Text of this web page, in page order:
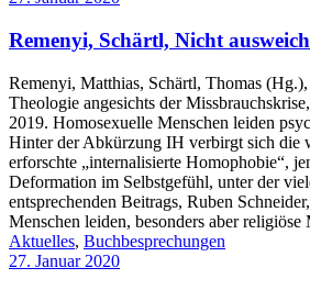
Remenyi, Schärtl, Nicht
Remenyi, Matthias, Schärtl, Thomas
Theologie angesichts der
2019. Homosexuelle Menschen leiden
Hinter der Abkürzung IH verbirgt sich die
erforschte „internalisierte Homophobie“,
Deformation im Selbstgefühl, unter der
entsprechenden Beitrags, Ruben
Menschen leiden, besonders aber religiöse
Aktuelles, Buchbesprechungen
27. Januar 2020